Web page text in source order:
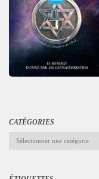
CATÉGORIES
Catégories